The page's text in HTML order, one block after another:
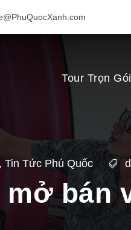
Tour Trọn Gói
, Tin Tức Phú Quốc
bán